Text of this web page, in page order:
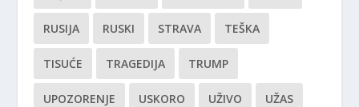
RUSIJA RUSKI STRAVA TEŠKA
TISUĆE TRAGEDIJA TRUMP
UPOZORENJE USKORO UŽIVO UŽAS